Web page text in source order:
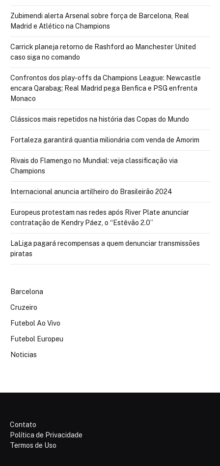
Zubimendi alerta Arsenal sobre força de Barcelona, Real
Madrid e Atlético na Champions
Carrick planeja retorno de Rashford ao Manchester United
caso siga no comando
Confrontos dos play-offs da Champions League: Newcastle
encara Qarabag; Real Madrid pega Benfica e PSG enfrenta
Monaco
Clássicos mais repetidos na história das Copas do Mundo
Fortaleza garantirá quantia milionária com venda de Amorim
Rivais do Flamengo no Mundial: veja classificação via
Champions
Internacional anuncia artilheiro do Brasileirão 2024
Europeus protestam nas redes após River Plate anunciar
contratação de Kendry Páez, o “Estêvão 2.0”
LaLiga pagará recompensas a quem denunciar transmissões
piratas
Barcelona
Cruzeiro
Futebol Ao Vivo
Futebol Europeu
Noticias
Contato
Política de Privacidade
Termos de Uso